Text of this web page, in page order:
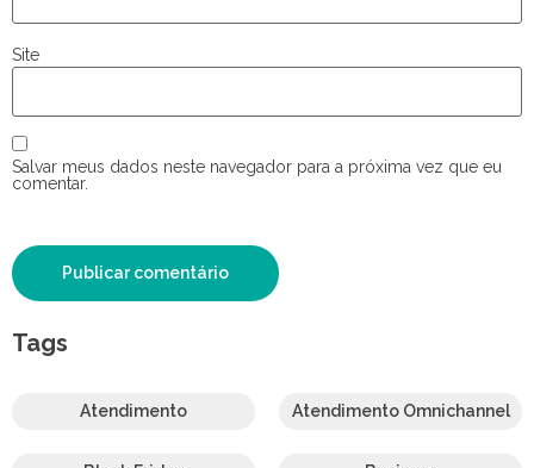
Site
Salvar meus dados neste navegador para a próxima vez que eu
comentar.
Tags
Atendimento Atendimento Omnichannel